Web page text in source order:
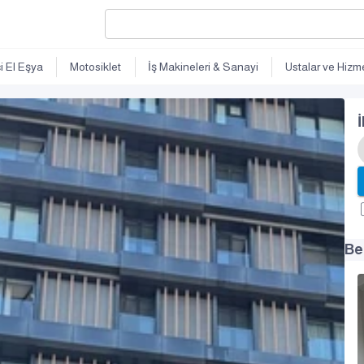
El Eşya Motosiklet İş Makineleri & Sanayi Ustalar ve